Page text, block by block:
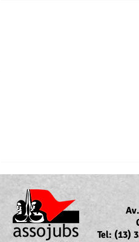
Tel: (13)